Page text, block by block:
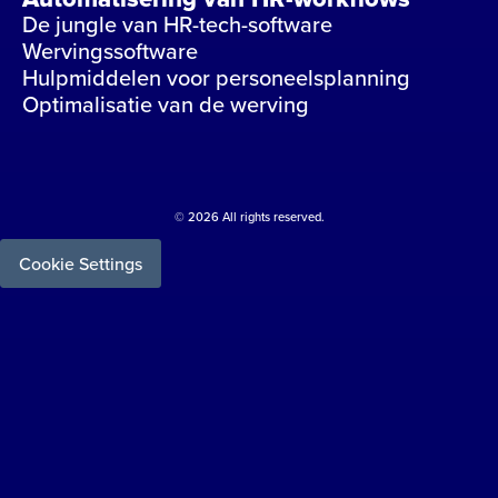
De jungle van HR-tech-software
Wervingssoftware
Hulpmiddelen voor personeelsplanning
Optimalisatie van de werving
© 2026 All rights reserved.
Cookie Settings